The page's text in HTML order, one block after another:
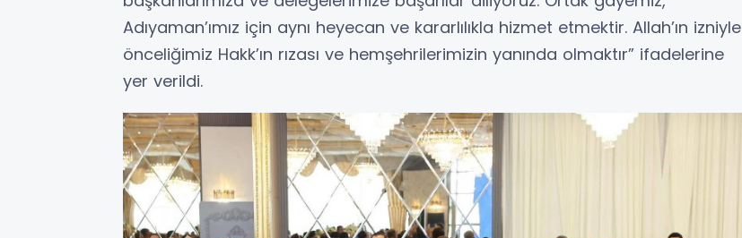
Adıyaman’ımız için aynı heyecan ve kararlılıkla hizmet etmektir. Allah’ın izniyle
önceliğimiz Hakk’ın rızası ve hemşehrilerimizin yanında olmaktır” ifadelerine
yer verildi.